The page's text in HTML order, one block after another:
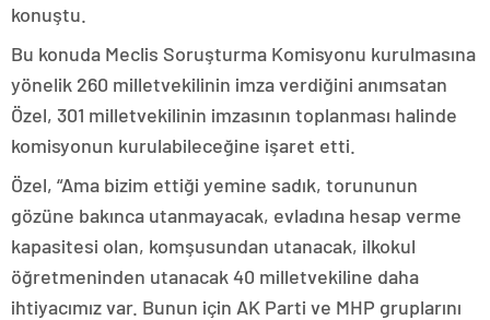
konuştu.
Bu konuda Meclis Soruşturma Komisyonu kurulmasına
yönelik 260 milletvekilinin imza verdiğini anımsatan
Özel, 301 milletvekilinin imzasının toplanması halinde
komisyonun kurulabileceğine işaret etti.
Özel, “Ama bizim ettiği yemine sadık, torununun
gözüne bakınca utanmayacak, evladına hesap verme
kapasitesi olan, komşusundan utanacak, ilkokul
öğretmeninden utanacak 40 milletvekiline daha
ihtiyacımız var. Bunun için AK Parti ve MHP gruplarını